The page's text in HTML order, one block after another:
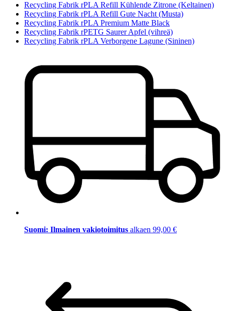
Recycling Fabrik rPLA Refill Kühlende Zitrone (Keltainen)
Recycling Fabrik rPLA Refill Gute Nacht (Musta)
Recycling Fabrik rPLA Premium Matte Black
Recycling Fabrik rPETG Saurer Apfel (vihreä)
Recycling Fabrik rPLA Verborgene Lagune (Sininen)
Suomi: Ilmainen vakiotoimitus alkaen 99,00 €